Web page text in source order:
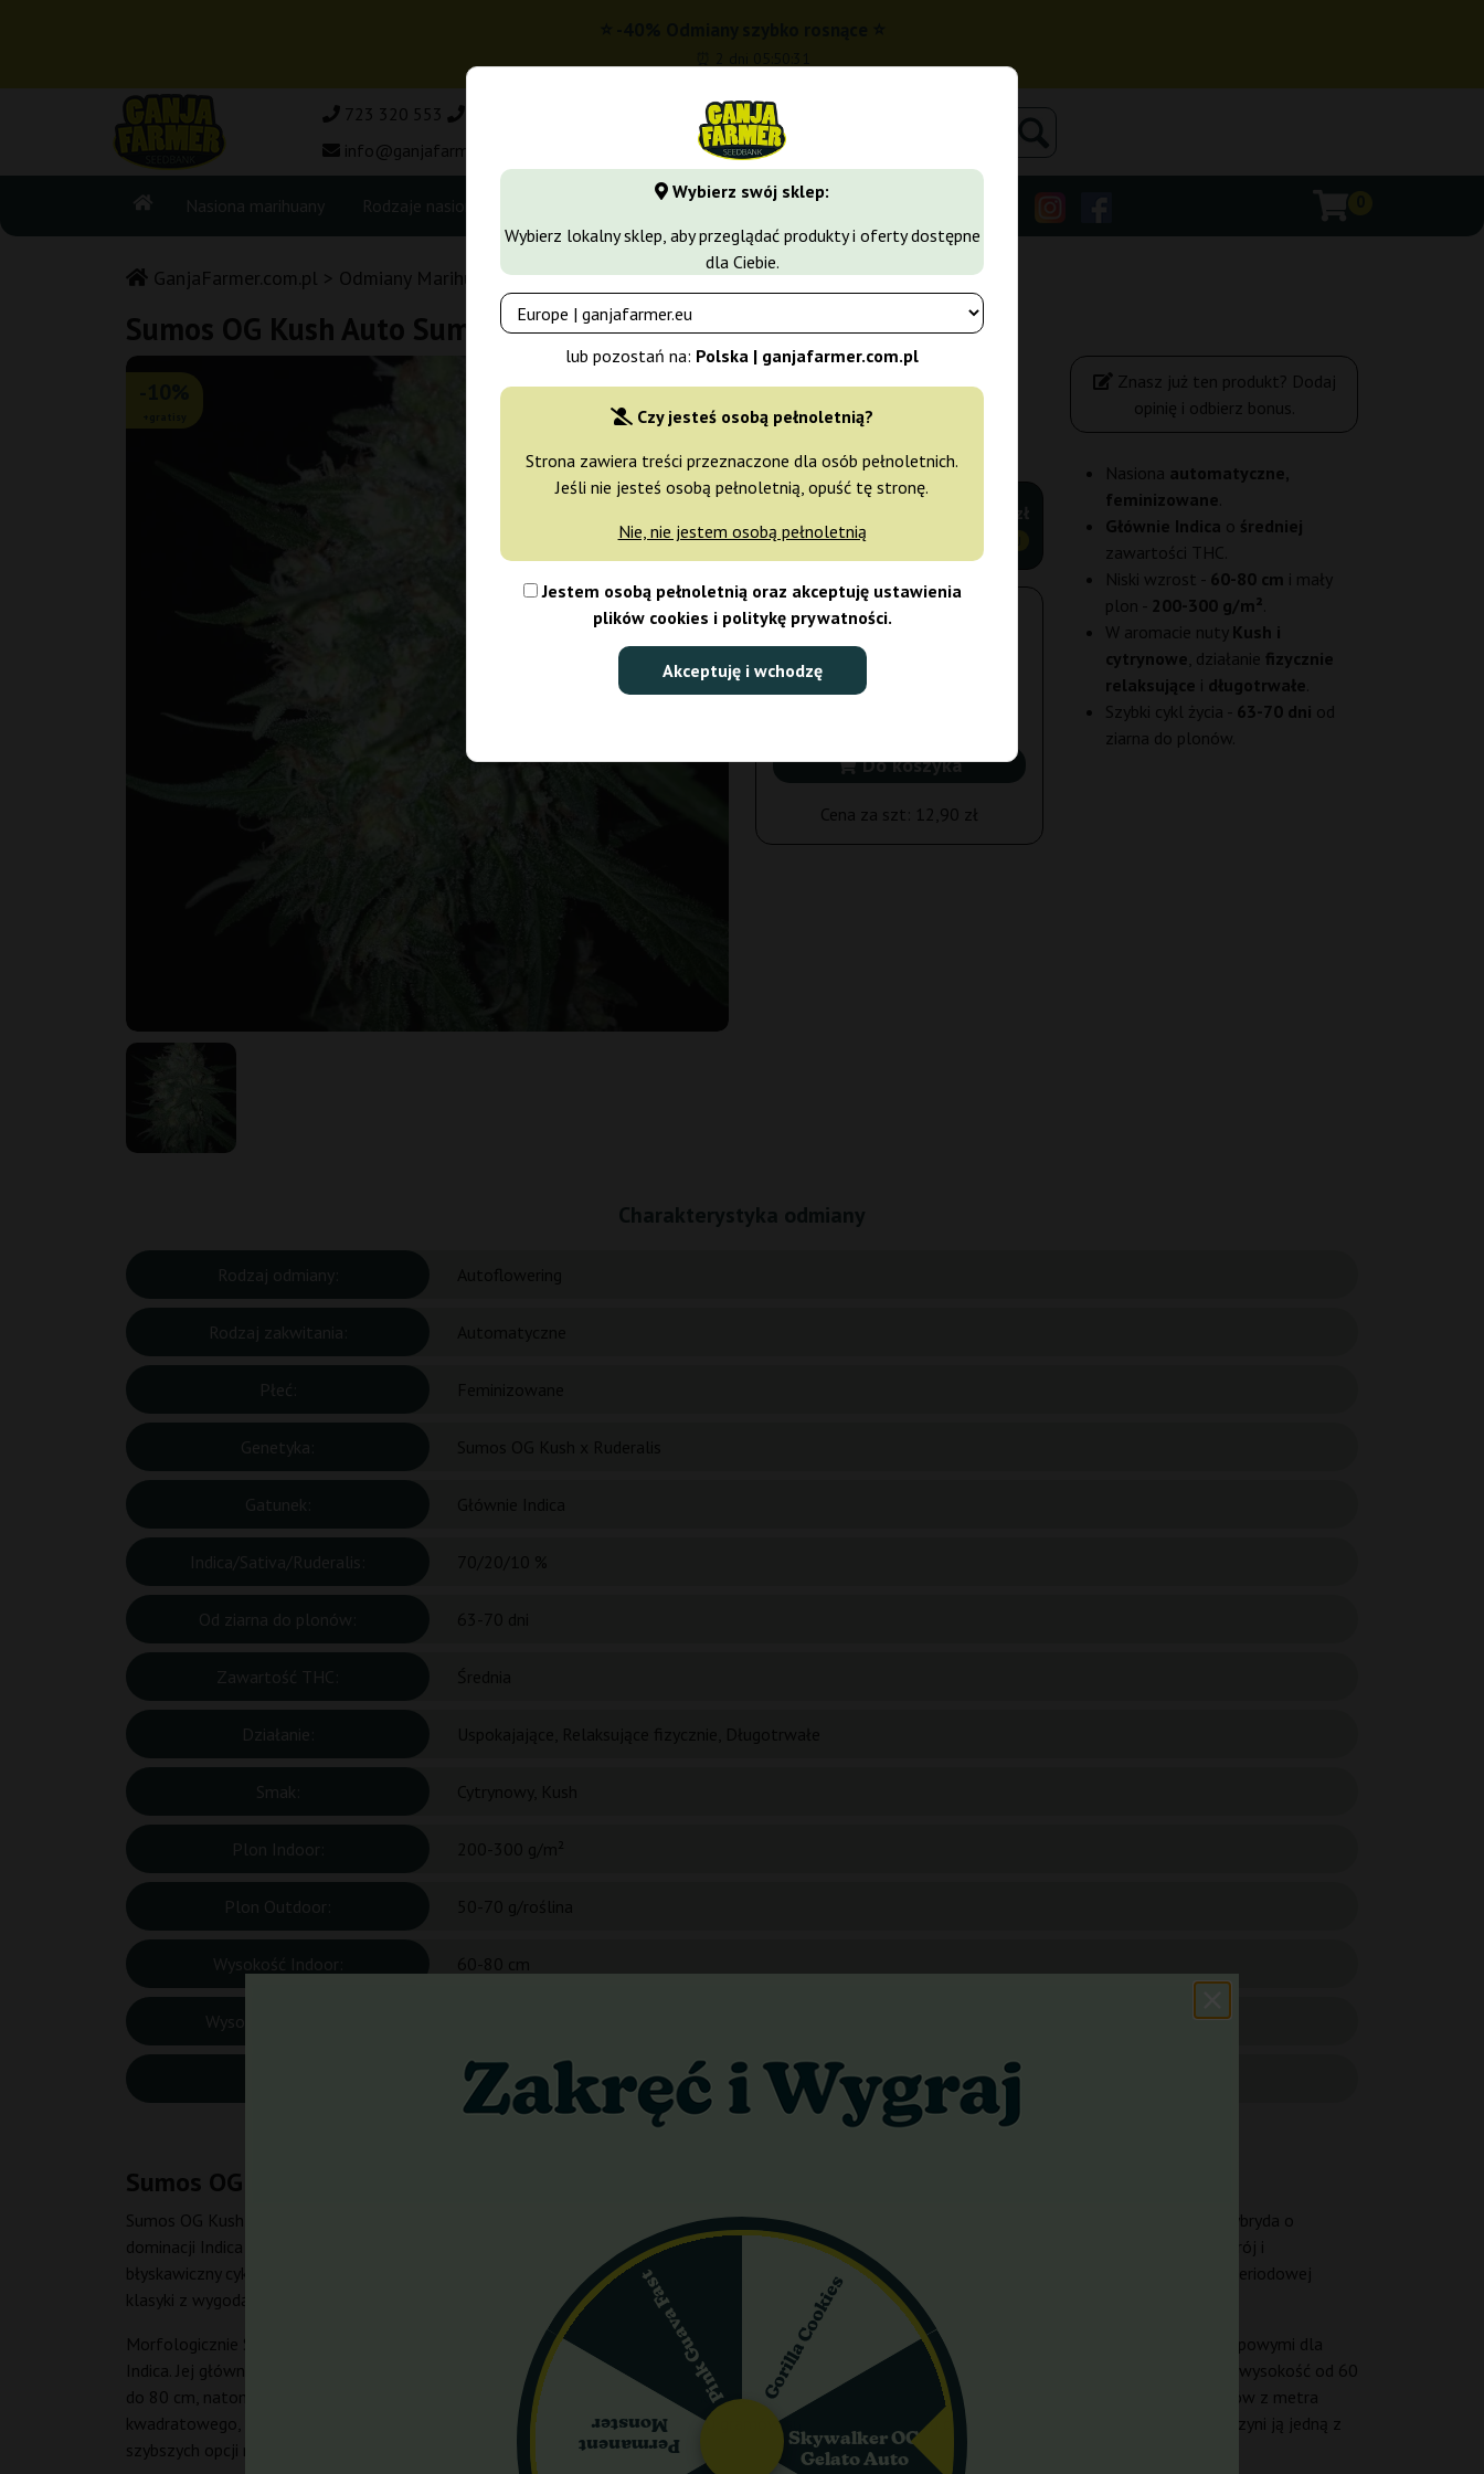
Wybierz swój sklep:
Wybierz lokalny sklep, aby przeglądać produkty i oferty dostępne
dla Ciebie.
lub pozostań na: Polska | ganjafarmer.com.pl
Czy jesteś osobą pełnoletnią?
Strona zawiera treści przeznaczone dla osób pełnoletnich.
Jeśli nie jesteś osobą pełnoletnią, opuść tę stronę.
Nie, nie jestem osobą pełnoletnią
Jestem osobą pełnoletnią oraz akceptuję ustawienia
plików cookies i politykę prywatności.
Akceptuję i wchodzę
723 320 553
info@ganjafarmer.com.pl
Nasiona marihuany Rodzaje nasion Odmiany marihuany
GanjaFarmer.com.pl Odmiany Marihuany OG Kush Sumos OG Kush Auto
Sumos OG Kush Auto Sumo Seeds
Producent nasion:
Sumo Seeds
Oryginalne opakowanie:
Wysyłka dziś
38,70 zł
3 nasiona
43,00 zł
Do koszyka
Cena za szt: 12,90 zł
Znasz już ten produkt? Dodaj
opinię i odbierz bonus.
Nasiona automatyczne,
feminizowane
Głównie Indica o średniej
zawartości THC.
Niski wzrost - 60-80 cm i mały
plon - 200-300 g/m²
W aromacie nuty Kush i
cytrynowe , działanie fizycznie
relaksujące i długotrwałe
Szybki cykl życia - 63-70 dni od
ziarna do plonów.
Charakterystyka odmiany
Rodzaj odmiany:
Rodzaj zakwitania:
Płeć:
Genetyka:
Gatunek:
Indica/Sativa/Ruderalis:
Od ziarna do plonów:
Zawartość THC:
Działanie:
Smak:
Plon Indoor:
Plon Outdoor:
Wysokość Indoor:
Wysokość Outdoor:
Średni
Sumos OG Kush Auto Sumo Seeds – główne informacje
Sumos OG Kush Auto to feminizowane, automatycznie kwitnące nasiona, które powstały z połączenia legendarnej OG Kush z genetyką ruderalis. Ta hybryda o
dominacji Indica (około 70%) dziedziczy po swoim słynnym przodku intensywny, ziemisty aromat z nutami cytrusów i sosny, a po ruderalis – zwarty pokrój i
błyskawiczny cykl życia. To właśnie ta unikalna mieszanka sprawia, że odmiana wyróżnia się na tle innych autoflowerów: łączy w sobie siłę i smak fotoperiodowej
klasyki z wygodą uprawy automatycznej. Producent, Sumo Seeds, zadbał o stabilność genetyczną, co czyni te nasiona wyjątkowo niezawodnymi.
Morfologicznie Sumos OG Kush Auto to roślina o krzaczastym, stożkowatym pokroju, z krótkimi międzywęźlami i ciemnozielonymi, szerokimi liśćmi typowymi dla
Indica. Jej główny top rozwija się jako gęsta, zbita struktura, wokół której wyrastają liczne, równie obfite boczne pędy. W uprawie indoor roślina osiąga wysokość od 60
do 80 cm, natomiast na zewnątrz zwykle około 80 cm, zachowując przy tym kompaktową formę. Plon w pomieszczeniu wynosi od 200 do 300 gramów z metra
kwadratowego, podczas gdy outdoor z jednej rośliny można zebrać od 50 do 70 gramów suszu. Czas od siewu do zbiorów to zaledwie 63–70 dni, co czyni ją jedną z
szybszych opcji na rynku – prawdziwa fast odmiana.
Gorilla Cookies
Skywalker OG
Gelato Auto
Permanent
Monster
Pink Guava Fast